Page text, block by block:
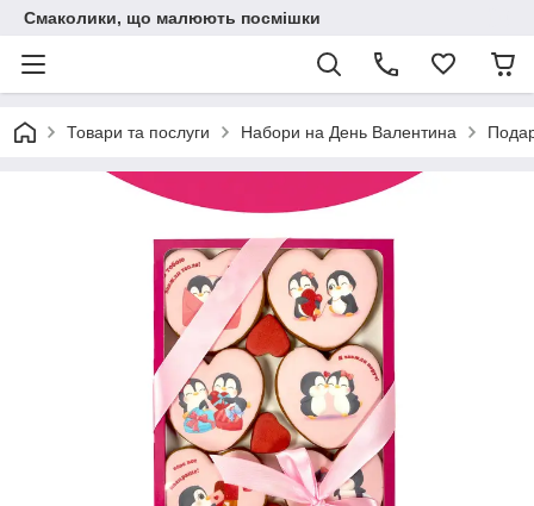
Смаколики, що малюють посмішки
Товари та послуги Набори на День Валентина